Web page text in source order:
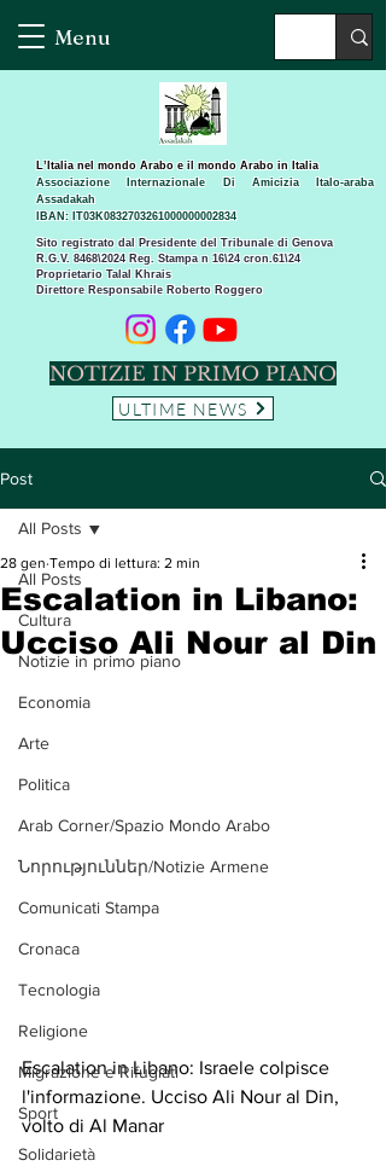
Menu
Sito registrato dal Presidente del Tribunale di Genova
R.G.V. 8468\2024 Reg. Stampa n 16\24 cron.61\24 ​
Proprietario Talal Khrais
Direttore Responsabile Roberto Roggero
L’Italia nel mondo Arabo e il mondo Arabo in Italia
Associazione Internazionale Di Amicizia Italo-araba
Assadakah
IBAN: IT03K0832703261000000002834
NOTIZIE IN PRIMO PIANO
ULTIME NEWS
Post
All Posts
Cultura
Notizie in primo piano
Economia
Arte
Politica
Arab Corner/Spazio Mondo Arabo
Նորություններ/Notizie Armene
Comunicati Stampa
Cronaca
Tecnologia
Religione
Migrazione e Rifugiati
Sport
Solidarietà
All Posts
Escalation in Libano:
Ucciso Ali Nour al Din
28 gen Tempo di lettura: 2 min
Escalation in Libano: Israele colpisce
l'informazione. Ucciso Ali Nour al Din,
volto di Al Manar